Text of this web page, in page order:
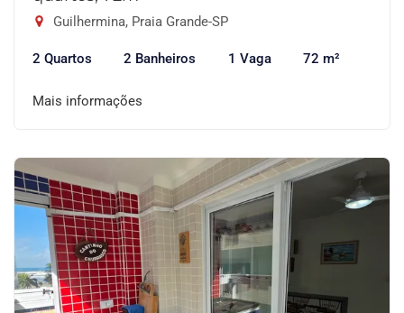
Guilhermina, Praia Grande-SP
2 Quartos 2 Banheiros 1 Vaga 72 m²
Mais informações